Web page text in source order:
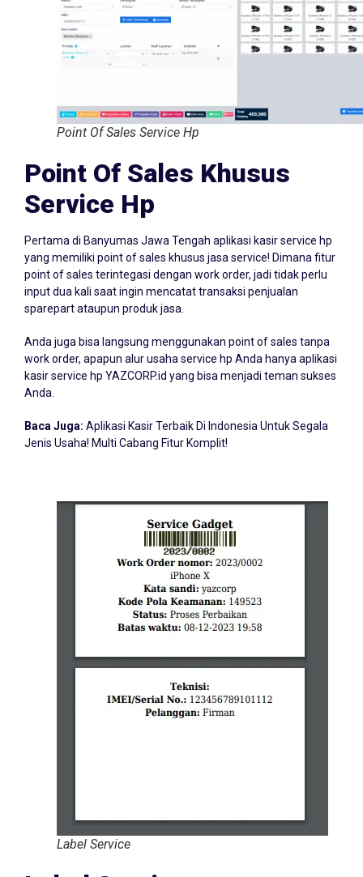
Point Of Sales Service Hp
Point Of Sales Khusus
Service Hp
yang memiliki point of sales khusus jasa service! Dimana fitur
point of sales terintegasi dengan work order, jadi tidak perlu
input dua kali saat ingin mencatat transaksi penjualan
sparepart ataupun produk jasa.
work order, apapun alur usaha service hp Anda hanya aplikasi
kasir service hp YAZCORP.id yang bisa menjadi teman sukses
Anda.
Jenis Usaha! Multi Cabang Fitur Komplit!
Label Service